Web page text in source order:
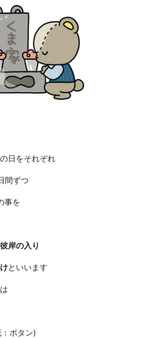
日をそれぞれ
間ずつ
事を
彼岸の入り
といいます
ボタン)